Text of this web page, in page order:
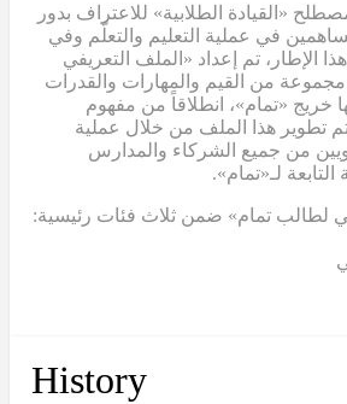
«القيادة الطلابية» للاعتراف بدور
في عملية التعليم والتعلّم وفي
الإطار، تم إعداد «الملف التعريفي
من القيم والمهارات والقدرات
خريج «تمام»، انطلاقاً من مفهوم
تم تطوير هذا الملف من خلال عملية
من جميع الشركاء والمدارس
لـ«تمام».
لطالب تمام» ضمن ثلاث فئات رئيسية:
History